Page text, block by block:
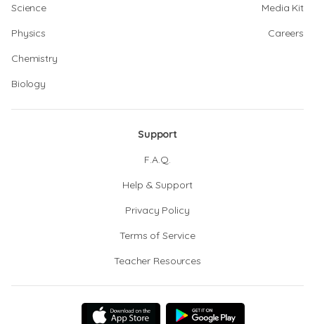
Science
Physics
Chemistry
Biology
Media Kit
Careers
Support
F.A.Q.
Help & Support
Privacy Policy
Terms of Service
Teacher Resources